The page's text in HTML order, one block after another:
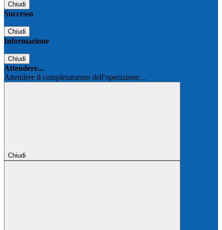
Chiudi
Successo
Chiudi
Informazione
Chiudi
Attendere...
Attendere il completamento dell'operazione...
Chiudi